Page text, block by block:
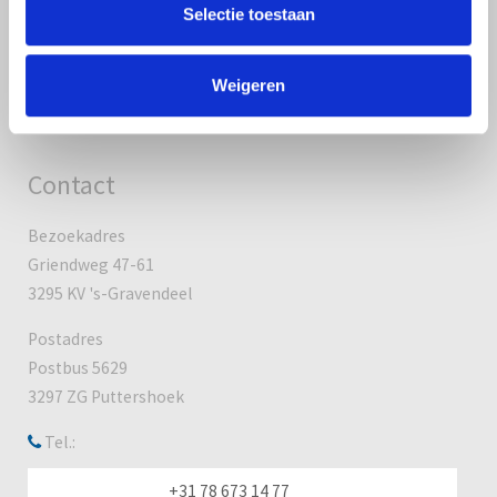
Selectie toestaan
Weigeren
Sitemap
Contact
Bezoekadres
Griendweg 47-61
3295 KV 's-Gravendeel
Postadres
Postbus 5629
3297 ZG Puttershoek
Tel.:
+31 78 673 14 77